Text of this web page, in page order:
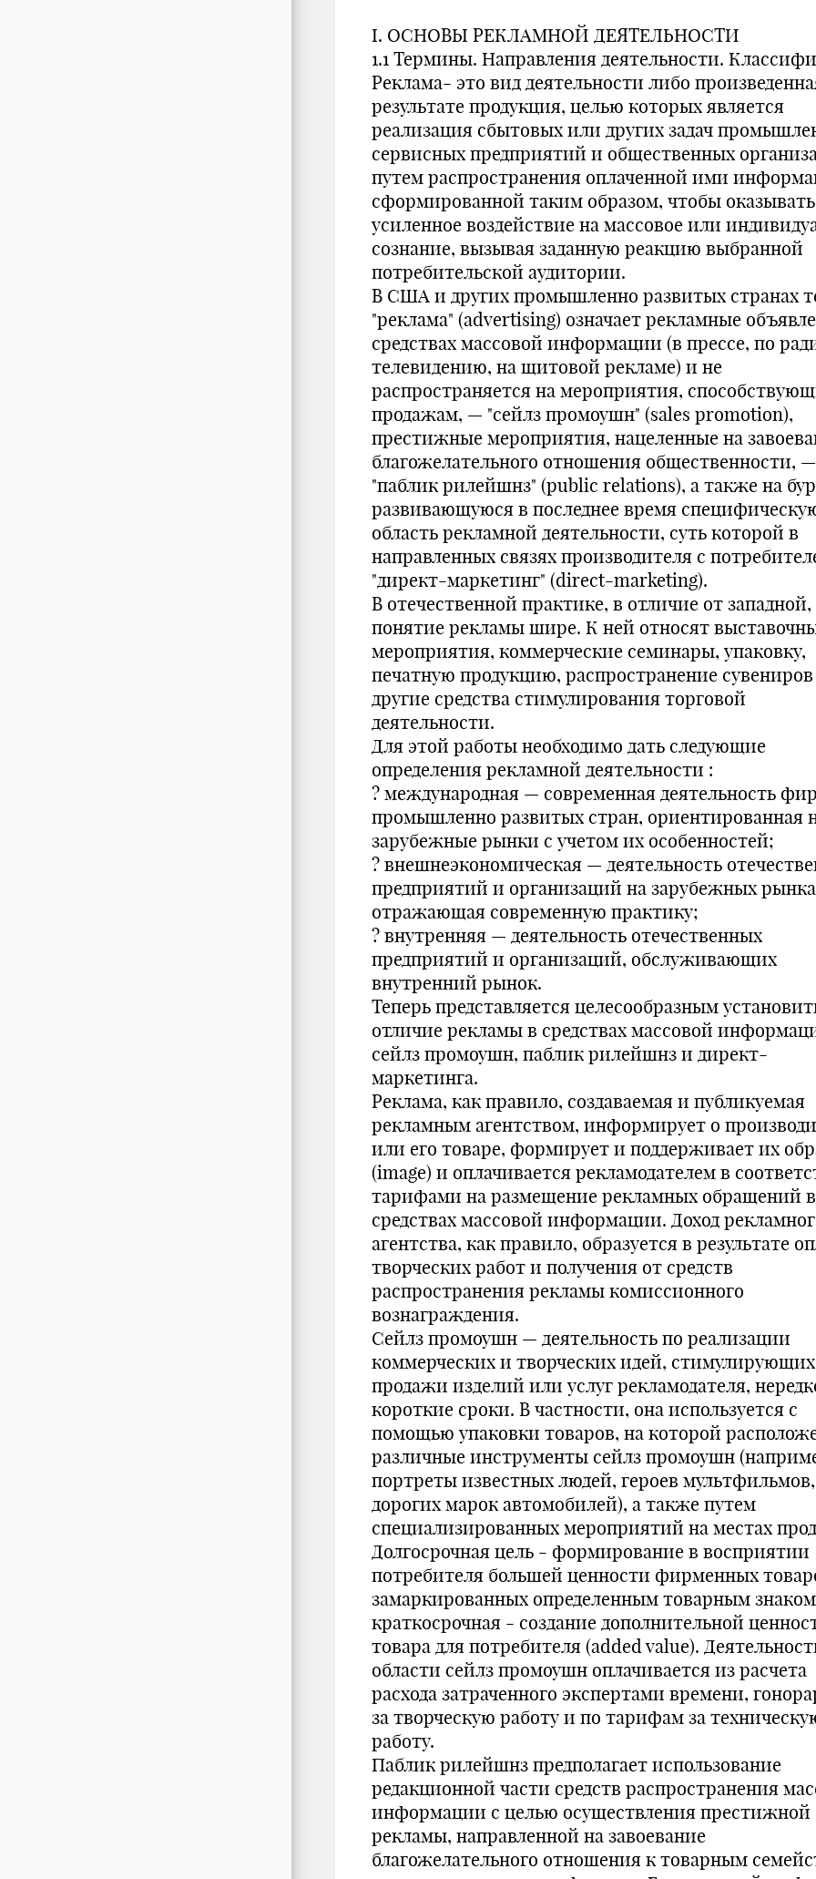
I. OCHOBЫ РЕКЛАМНОЙ ДЕЯТЕЛЬНОСТИ
1.1 Термины. Направления деятельности.
Реклама- это вид деятельности либо
результате продукция, целью которых является
реализация сбытовых или других задач
сервисных предприятий и общественных
путем распространения оплаченной ими
сформированной таким образом, чтобы оказывать
усиленное воздействие на массовое или
сознание, вызывая заданную реакцию выбранной
потребительской аудитории.
В США и других промышленно развитых странах
"реклама" (advertising) означает рекламные
средствах массовой информации (в прессе, по
телевидению, на щитовой рекламе) и не
распространяется на мероприятия,
продажам, — "сейлз промоушн" (sales promotion),
престижные мероприятия, нацеленные на
благожелательного отношения общественности, —
"паблик рилейшнз" (public relations), а также на
развивающуюся в последнее время
область рекламной деятельности, суть которой в
направленных связях производителя с
"директ-маркетинг" (direct-marketing).
В отечественной практике, в отличие от западной,
понятие рекламы шире. К ней относят
мероприятия, коммерческие семинары, упаковку,
печатную продукцию, распространение
другие средства стимулирования торговой
деятельности.
Для этой работы необходимо дать следующие
определения рекламной деятельности :
? международная — современная деятельность
промышленно развитых стран, ориентированная
зарубежные рынки с учетом их особенностей;
? внешнеэкономическая — деятельность
предприятий и организаций на зарубежных
отражающая современную практику;
? внутренняя — деятельность отечественных
предприятий и организаций, обслуживающих
внутренний рынок.
Теперь представляется целесообразным
отличие рекламы в средствах массовой
сейлз промоушн, паблик рилейшнз и директ-
маркетинга.
Реклама, как правило, создаваемая и публикуемая
рекламным агентством, информирует о
или его товаре, формирует и поддерживает их
(image) и оплачивается рекламодателем в
тарифами на размещение рекламных обращений в
средствах массовой информации. Доход
агентства, как правило, образуется в результате
творческих работ и получения от средств
распространения рекламы комиссионного
вознаграждения.
Сейлз промоушн — деятельность по реализации
коммерческих и творческих идей, стимулирующих
продажи изделий или услуг рекламодателя,
короткие сроки. В частности, она используется с
помощью упаковки товаров, на которой
различные инструменты сейлз промоушн
портреты известных людей, героев мультфильмов,
дорогих марок автомобилей), а также путем
специализированных мероприятий на местах
Долгосрочная цель - формирование в восприятии
потребителя большей ценности фирменных
замаркированных определенным товарным
краткосрочная - создание дополнительной
товара для потребителя (added value).
области сейлз промоушн оплачивается из расчета
расхода затраченного экспертами времени,
за творческую работу и по тарифам за
работу.
Паблик рилейшнз предполагает использование
редакционной части средств распространения
информации с целью осуществления престижной
рекламы, направленной на завоевание
благожелательного отношения к товарным